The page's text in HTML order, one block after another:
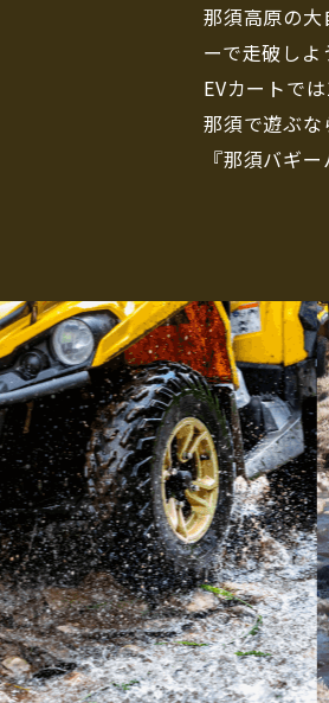
那須高原の
ーで走破しよ
EVカートで
那須で遊ぶな
『那須バギ